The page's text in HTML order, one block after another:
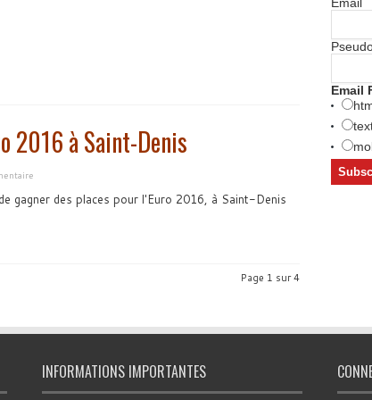
2016 à Saint-Denis
gagner des places pour l'Euro 2016, à Saint-Denis
Page 1 sur 4
Email
INFORMATIONS IMPORTANTES